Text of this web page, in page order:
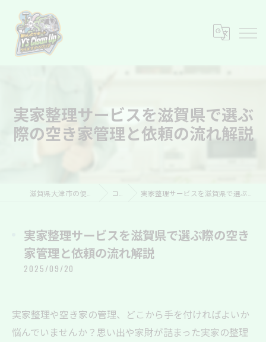
実家整理サービスを滋賀県で選ぶ
際の空き家管理と依頼の流れ解説
コラム 実家整理サービスを滋賀県で選ぶ際の空き家管理と依頼の流れ解説
実家整理サービスを滋賀県で選ぶ際の空き
家管理と依頼の流れ解説
2025/09/20
実家整理や空き家の管理、どこから手を付ければよいか
悩んでいませんか？思い出や家財が詰まった実家の整理